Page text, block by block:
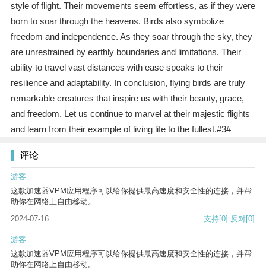
style of flight. Their movements seem effortless, as if they were
born to soar through the heavens. Birds also symbolize
freedom and independence. As they soar through the sky, they
are unrestrained by earthly boundaries and limitations. Their
ability to travel vast distances with ease speaks to their
resilience and adaptability. In conclusion, flying birds are truly
remarkable creatures that inspire us with their beauty, grace,
and freedom. Let us continue to marvel at their majestic flights
and learn from their example of living life to the fullest.#3#
评论
游客
这款加速器VPM应用程序可以给你提供最高速度和安全性的连接，并帮
助你在网络上自由移动。
2024-07-16
支持[0] 反对[0]
游客
这款加速器VPM应用程序可以给你提供最高速度和安全性的连接，并帮
助你在网络上自由移动。